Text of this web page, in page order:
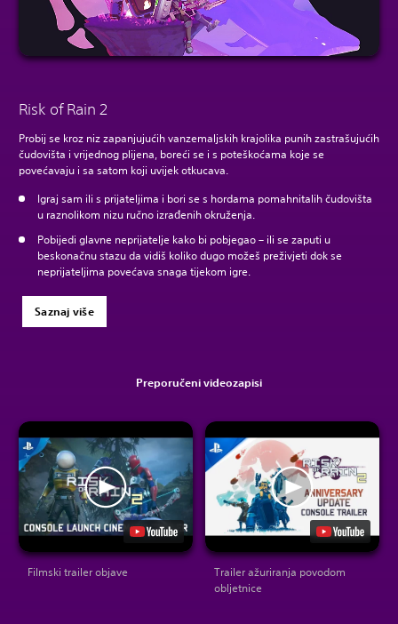
Risk of Rain 2
Probij se kroz niz zapanjujućih vanzemaljskih krajolika punih zastrašujućih
čudovišta i vrijednog plijena, boreći se i s poteškoćama koje se
povećavaju i sa satom koji uvijek otkucava.
Igraj sam ili s prijateljima i bori se s hordama pomahnitalih čudovišta
u raznolikom nizu ručno izrađenih okruženja.
Pobijedi glavne neprijatelje kako bi pobjegao – ili se zaputi u
beskonačnu stazu da vidiš koliko dugo možeš preživjeti dok se
neprijateljima povećava snaga tijekom igre.
Saznaj više
Preporučeni videozapisi
Filmski trailer objave
Trailer ažuriranja povodom
obljetnice